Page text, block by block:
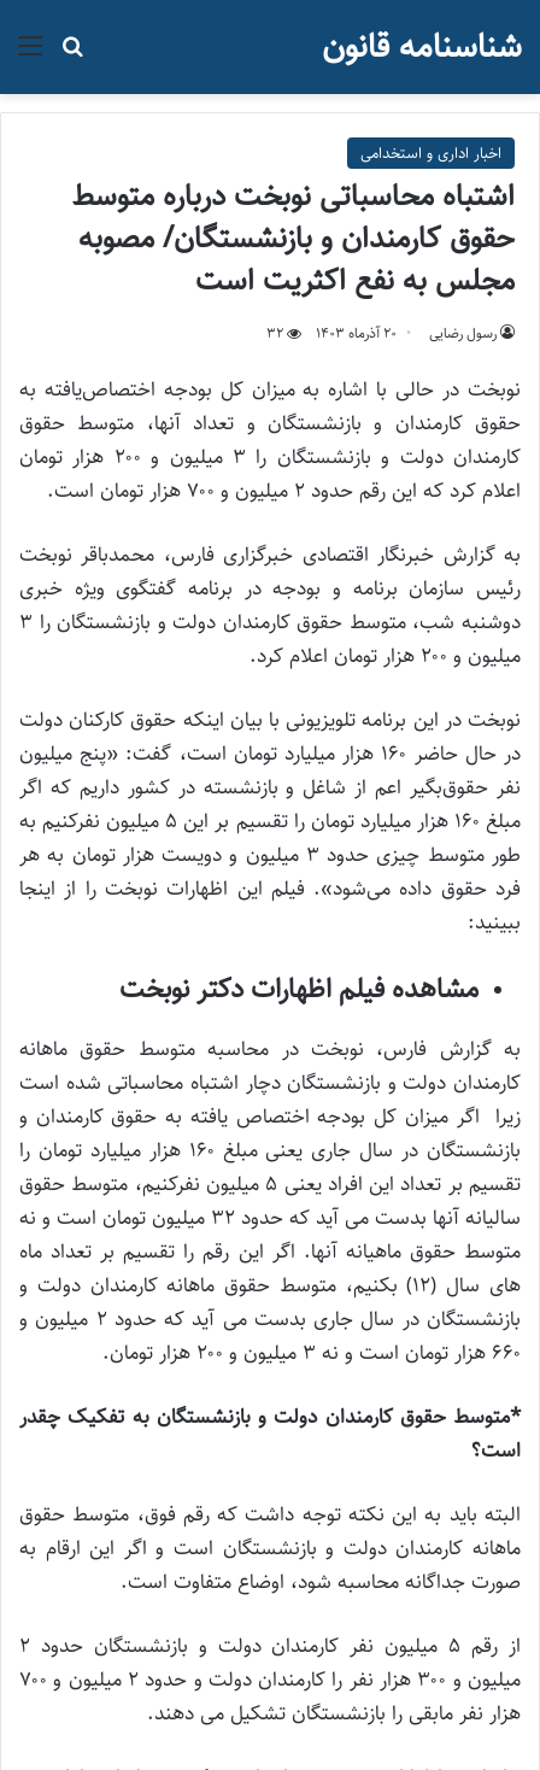
جستجو شناسنامه قانون
اخبار اداری و استخدامی
اشتباه محاسباتی نوبخت درباره متوسط
حقوق کارمندان و بازنشستگان/ مصوبه
مجلس به نفع اکثریت است
رسول رضایی ۲۰ آذر‌ماه ۱۴۰۳ 32
نوبخت در حالی با اشاره به میزان کل بودجه اختصاص‌یافته به
حقوق کارمندان و بازنشستگان و تعداد آنها، متوسط حقوق
کارمندان دولت و بازنشستگان را ۳ میلیون و ۲۰۰ هزار تومان
اعلام کرد که این رقم حدود ۲ میلیون و ۷۰۰ هزار تومان است.
به گزارش خبرنگار اقتصادی خبرگزاری فارس، محمدباقر نوبخت
رئیس سازمان برنامه و بودجه در برنامه گفتگوی ویژه خبری
دوشنبه شب، متوسط حقوق کارمندان دولت و بازنشستگان را ۳
میلیون و ۲۰۰ هزار تومان اعلام کرد.
نوبخت در این برنامه تلویزیونی با بیان اینکه حقوق کارکنان دولت
در حال حاضر ۱۶۰ هزار میلیارد تومان است، گفت: «پنج میلیون
نفر حقوق‌بگیر اعم از شاغل و بازنشسته در کشور داریم که اگر
مبلغ ۱۶۰ هزار میلیارد تومان را تقسیم بر این ۵ میلیون نفرکنیم به
طور متوسط چیزی حدود ۳ میلیون و دویست هزار تومان به هر
فرد حقوق داده می‌شود». فیلم این اظهارات نوبخت را از اینجا
ببینید:
مشاهده فیلم اظهارات دکتر نوبخت
به گزارش فارس، نوبخت در محاسبه متوسط حقوق ماهانه
کارمندان دولت و بازنشستگان دچار اشتباه محاسباتی شده است
زیرا اگر میزان کل بودجه اختصاص یافته به حقوق کارمندان و
بازنشستگان در سال جاری یعنی مبلغ ۱۶۰ هزار میلیارد تومان را
تقسیم بر تعداد این افراد یعنی ۵ میلیون نفرکنیم، متوسط حقوق
سالیانه آنها بدست می آید که حدود ۳۲ میلیون تومان است و نه
متوسط حقوق ماهیانه آنها. اگر این رقم را تقسیم بر تعداد ماه
های سال (۱۲) بکنیم، متوسط حقوق ماهانه کارمندان دولت و
بازنشستگان در سال جاری بدست می آید که حدود ۲ میلیون و
۶۶۰ هزار تومان است و نه ۳ میلیون و ۲۰۰ هزار تومان.
*متوسط حقوق کارمندان دولت و بازنشستگان به تفکیک چقدر
است؟
البته باید به این نکته توجه داشت که رقم فوق، متوسط حقوق
ماهانه کارمندان دولت و بازنشستگان است و اگر این ارقام به
صورت جداگانه محاسبه شود، اوضاع متفاوت است.
از رقم ۵ میلیون نفر کارمندان دولت و بازنشستگان حدود ۲
میلیون و ۳۰۰ هزار نفر را کارمندان دولت و حدود ۲ میلیون و ۷۰۰
هزار نفر مابقی را بازنشستگان تشکیل می دهند.